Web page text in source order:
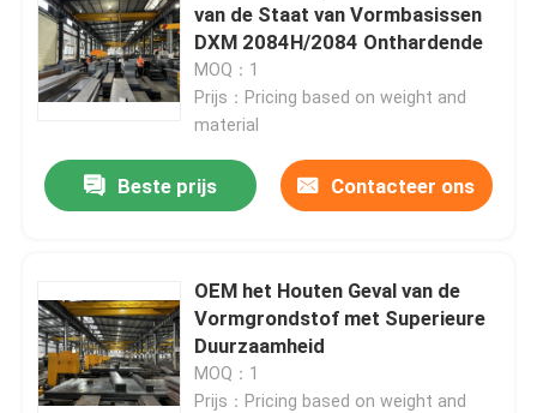
Thuis
van de Staat van Vormbasissen
DXM 2084H/2084 Onthardende
MOQ：1
Prijs：Pricing based on weight and
material
Beste prijs Contacteer ons
OEM het Houten Geval van de
Vormgrondstof met Superieure
Duurzaamheid
MOQ：1
Prijs：Pricing based on weight and